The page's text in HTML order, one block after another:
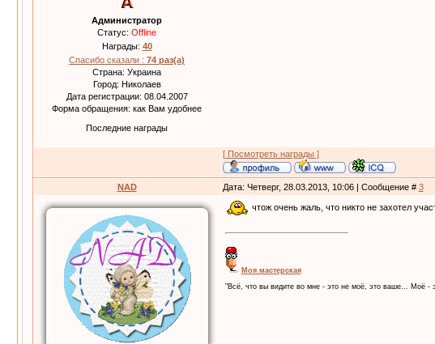
Администратор
Статус: Offline
Награды: 40
Спасибо сказали : 74 раз(а)
Страна: Украина
Город: Николаев
Дата регистрации: 08.04.2007
Форма обращения: как Вам удобнее
Последние награды
[ Посмотреть награды ]
NAD Дата: Четверг, 28.03.2013, 10:06 | Сообщение # 3
чтож очень жаль, что никто не захотел
Моя мастерская
"Всё, что вы видите во мне - это не моё, это ваше... Моё -